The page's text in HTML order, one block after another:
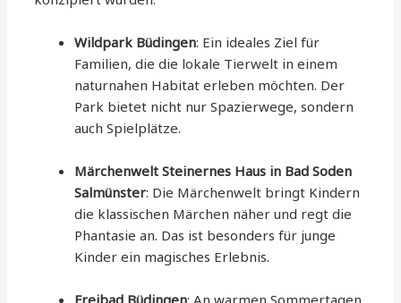
Wildpark Büdingen: Ein ideales Ziel für
Familien, die die lokale Tierwelt in einem
naturnahen Habitat erleben möchten. Der
Park bietet nicht nur Spazierwege, sondern
auch Spielplätze.
Märchenwelt Steinernes Haus in Bad Soden
Salmünster: Die Märchenwelt bringt Kindern
die klassischen Märchen näher und regt die
Phantasie an. Das ist besonders für junge
Kinder ein magisches Erlebnis.